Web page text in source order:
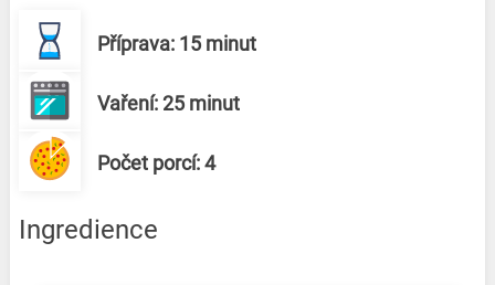
Příprava: 15 minut
Vaření: 25 minut
Počet porcí: 4
Ingredience